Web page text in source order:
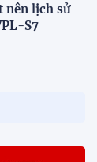
nên lịch sử
S7